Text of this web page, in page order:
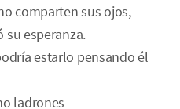
comparten sus ojos,
su esperanza.
estarlo pensando él
ladrones